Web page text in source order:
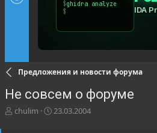
Предложения и новости форума
Не совсем о форуме
А
chulim
Д
23.03.2004